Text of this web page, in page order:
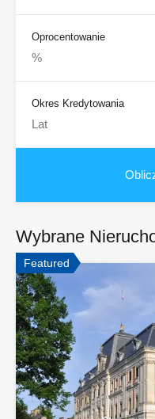
Oprocentowanie
Okres Kredytowania
Wybrane
Featured